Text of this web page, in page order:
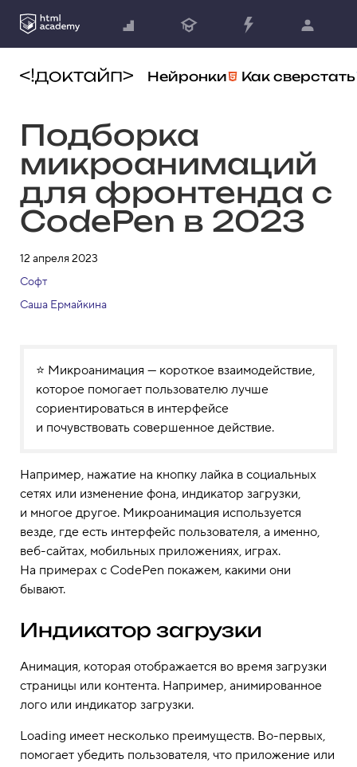
Нейронки Как сверстать
Подборка
микроанимаций
для фронтенда с
CodePen в 2023
12 апреля 2023
Софт
Саша Ермайкина
⭐ Микроанимация — короткое взаимодействие,
которое помогает пользователю лучше
сориентироваться в интерфейсе
и почувствовать совершенное действие.
Например, нажатие на кнопку лайка в социальных
сетях или изменение фона, индикатор загрузки,
и многое другое. Микроанимация используется
везде, где есть интерфейс пользователя, а именно,
веб-сайтах, мобильных приложениях, играх.
На примерах с CodePen покажем, какими они
бывают.
Индикатор загрузки
Анимация, которая отображается во время загрузки
страницы или контента. Например, анимированное
лого или индикатор загрузки.
Loading имеет несколько преимуществ. Во-первых,
помогает убедить пользователя, что приложение или